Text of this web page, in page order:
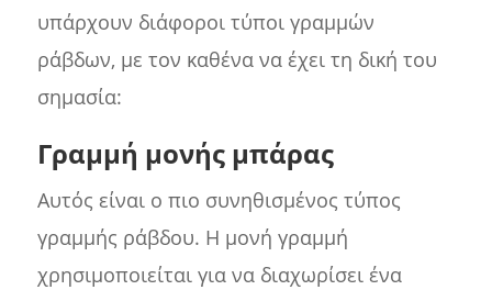
υπάρχουν διάφοροι τύποι γραμμών
ράβδων, με τον καθένα να έχει τη δική του
σημασία:
Γραμμή μονής μπάρας
Αυτός είναι ο πιο συνηθισμένος τύπος
γραμμής ράβδου. Η μονή γραμμή
χρησιμοποιείται για να διαχωρίσει ένα